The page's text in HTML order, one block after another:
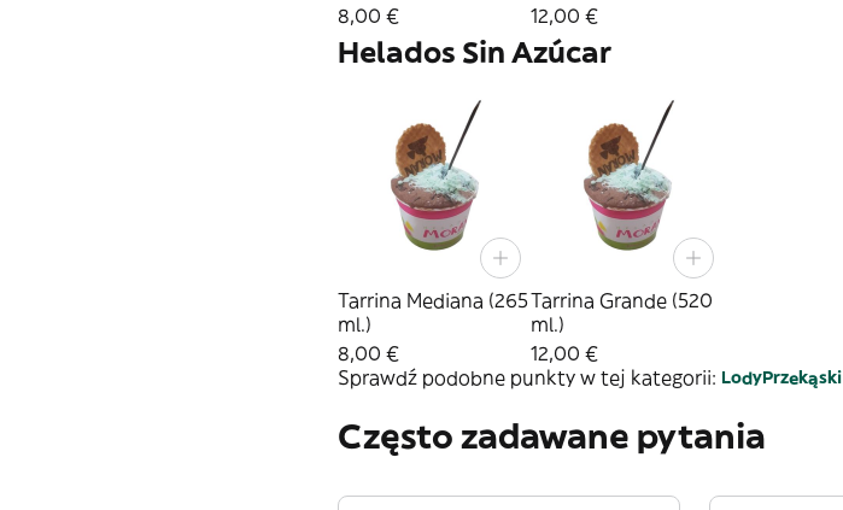
8,00 €
12,00 €
Helados Sin Azúcar
Tarrina Mediana (265
ml.)
8,00 €
Tarrina Grande (520
ml.)
12,00 €
Sprawdź podobne punkty w tej kategorii: LodyPrzekąski
Często zadawane pytania